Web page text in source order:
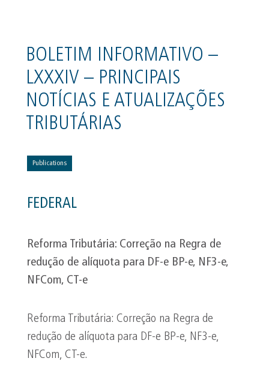
BOLETIM INFORMATIVO –
LXXXIV – PRINCIPAIS
NOTÍCIAS E ATUALIZAÇÕES
TRIBUTÁRIAS
Publications
FEDERAL
Reforma Tributária: Correção na Regra de
redução de alíquota para DF-e BP-e, NF3-e,
NFCom, CT-e
Reforma Tributária: Correção na Regra de
redução de alíquota para DF-e BP-e, NF3-e,
NFCom, CT-e.